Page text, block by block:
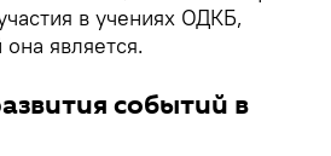
в учениях ОДКБ,
является.
событий в